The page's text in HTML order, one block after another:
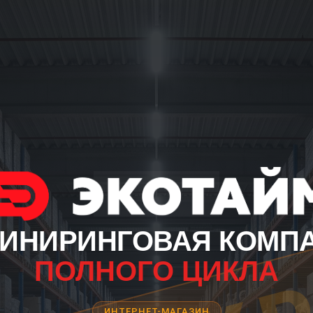
ПОЛНОГО ЦИКЛА
ИНТЕРНЕТ-МАГАЗИН